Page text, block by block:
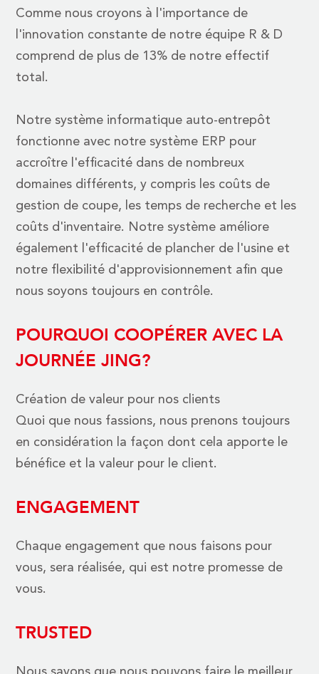
Comme nous croyons à l'importance de
l'innovation constante de notre équipe R & D
comprend de plus de 13% de notre effectif
total.
Notre système informatique auto-entrepôt
fonctionne avec notre système ERP pour
accroître l'efficacité dans de nombreux
domaines différents, y compris les coûts de
gestion de coupe, les temps de recherche et les
coûts d'inventaire. Notre système améliore
également l'efficacité de plancher de l'usine et
notre flexibilité d'approvisionnement afin que
nous soyons toujours en contrôle.
POURQUOI COOPÉRER AVEC LA
JOURNÉE JING?
Création de valeur pour nos clients
Quoi que nous fassions, nous prenons toujours
en considération la façon dont cela apporte le
bénéfice et la valeur pour le client.
ENGAGEMENT
Chaque engagement que nous faisons pour
vous, sera réalisée, qui est notre promesse de
vous.
TRUSTED